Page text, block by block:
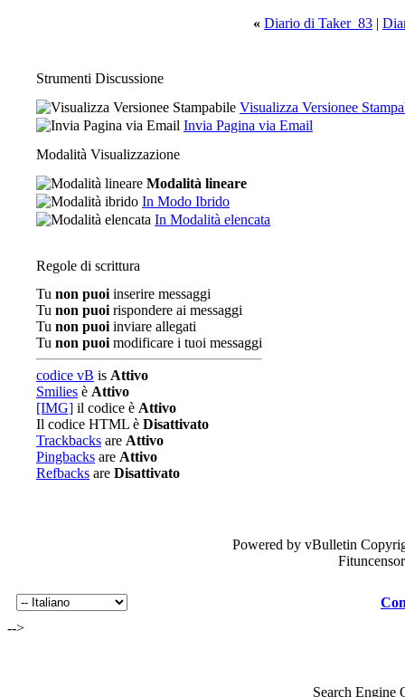
« Diario di Taker_83 |
Strumenti Discussione
Visualizza Versionee
Invia Pagina via Email
Modalità Visualizzazione
Modalità lineare
In Modo Ibrido
In Modalità elencata
Regole di scrittura
Tu non puoi inserire messaggi
Tu non puoi rispondere ai messaggi
Tu non puoi inviare allegati
Tu non puoi modificare i tuoi messaggi
codice vB is Attivo
Smilies è Attivo
[IMG] il codice è Attivo
Il codice HTML è Disattivato
Trackbacks are Attivo
Pingbacks are Attivo
Refbacks are Disattivato
Powered by vBulletin
-->
Search Engine